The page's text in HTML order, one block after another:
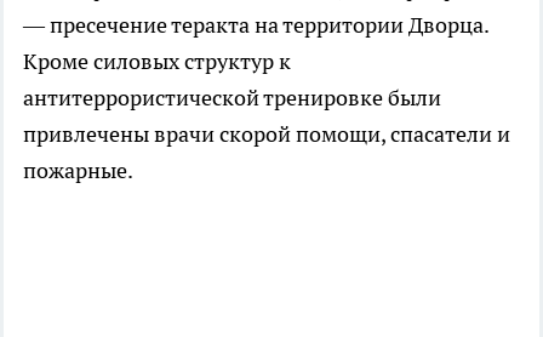
— пресечение теракта на территории Дворца.
Кроме силовых структур к
антитеррористической тренировке были
привлечены врачи скорой помощи, спасатели и
пожарные.